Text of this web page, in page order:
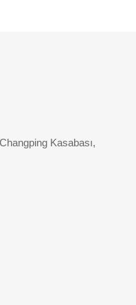
Kasabası,